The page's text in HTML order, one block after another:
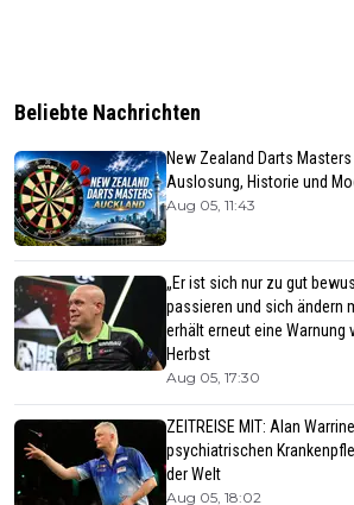
Beliebte Nachrichten
New Zealand Darts
Auslosung, Historie und
Aug 05, 11:43
„Er ist sich nur zu gut
passieren und sich ändern
erhält erneut eine Warnung
Herbst
Aug 05, 17:30
ZEITREISE MIT: Alan
psychiatrischen
der Welt
Aug 05, 18:02